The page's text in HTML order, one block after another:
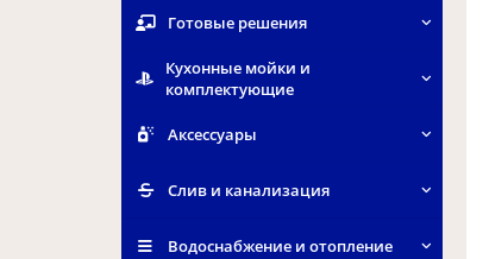
Готовые решения
Кухонные мойки и
комплектующие
Аксессуары
Слив и канализация
Водоснабжение и отопление